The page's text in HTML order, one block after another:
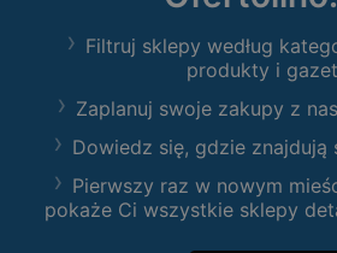
Filtruj sklepy według
produkty i
Zaplanuj swoje zakupy z
Dowiedz się, gdzie znajdują
Pierwszy raz w nowym
pokaże Ci wszystkie sklepy